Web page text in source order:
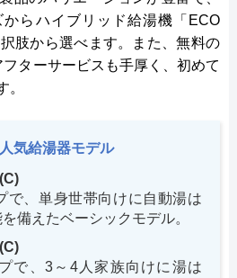
らハイブリッド給湯機「ECO
肢から選べます。また、無料の
ターサービスも手厚く、初めて
。
気給湯器モデル
で、単身世帯向けに自動湯は
備えたベーシックモデル。
で、3～4人家族向けに湯は